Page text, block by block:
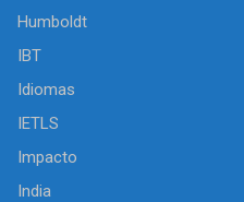
Humboldt
IBT
Idiomas
IETLS
Impacto
India